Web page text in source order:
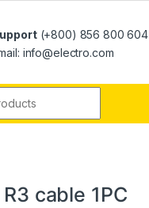
(+800) 856 800 604
info@electro.com
R3 cable 1PC